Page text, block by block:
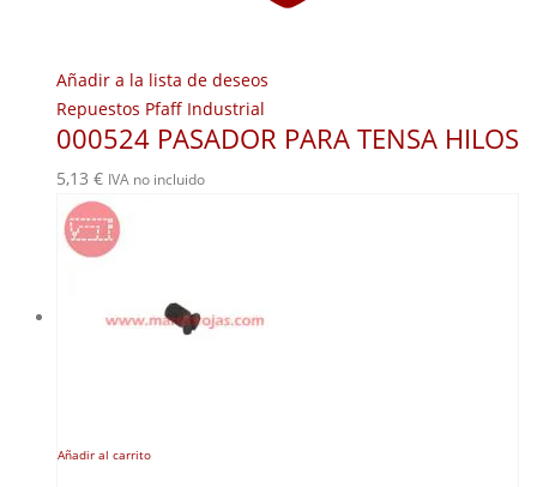
Añadir a la lista de deseos
Repuestos Pfaff Industrial
000524 PASADOR PARA TENSA HILOS
5,13 € IVA no incluido
Añadir al carrito